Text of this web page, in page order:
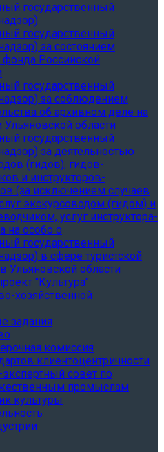
государственный
государственный
за состоянием
фонда Российской
государственный
за соблюдением
об архивном деле на
Ульяновской области
государственный
за деятельностью
(гидов), гидов-
и инструкторов-
(за исключением случаев
экскурсоводом (гидом) и
услуг инструктора-
на особо о
государственный
в сфере туристской
Ульяновской области
"Культура"
хозяйственной
задания
комиссия
клиентоцентричности
совет по
промыслам
культуры